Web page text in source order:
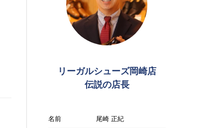
リーガルシューズ岡崎店
伝説の店長
名前
尾崎 正紀